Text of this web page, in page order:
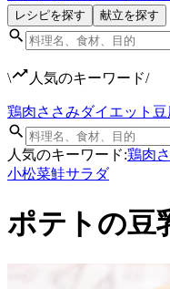
レシピを探す 献立を探す
\ 人気のキーワード/
鶏肉ささみダイエット 豆
人気のキーワード:鶏肉
小松菜鮭サラダ
ポテトの豆